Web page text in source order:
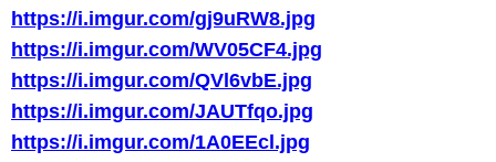
https://i.imgur.com/gj9uRW8.jpg
https://i.imgur.com/WV05CF4.jpg
https://i.imgur.com/QVl6vbE.jpg
https://i.imgur.com/JAUTfqo.jpg
https://i.imgur.com/1A0EEcl.jpg